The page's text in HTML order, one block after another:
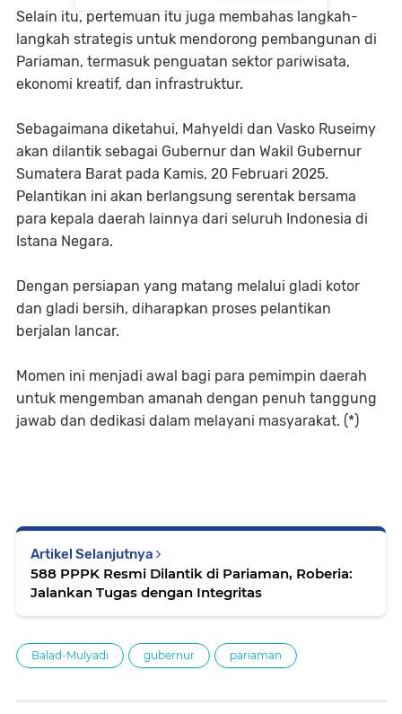
Selain itu, pertemuan itu juga membahas langkah-
langkah strategis untuk mendorong pembangunan di
Pariaman, termasuk penguatan sektor pariwisata,
ekonomi kreatif, dan infrastruktur.
Sebagaimana diketahui, Mahyeldi dan Vasko Ruseimy
akan dilantik sebagai Gubernur dan Wakil Gubernur
Sumatera Barat pada Kamis, 20 Februari 2025.
Pelantikan ini akan berlangsung serentak bersama
para kepala daerah lainnya dari seluruh Indonesia di
Istana Negara.
Dengan persiapan yang matang melalui gladi kotor
dan gladi bersih, diharapkan proses pelantikan
berjalan lancar.
Momen ini menjadi awal bagi para pemimpin daerah
untuk mengemban amanah dengan penuh tanggung
jawab dan dedikasi dalam melayani masyarakat. (*)
Artikel Selanjutnya
588 PPPK Resmi Dilantik di Pariaman, Roberia:
Jalankan Tugas dengan Integritas
Balad-Mulyadi gubernur pariaman